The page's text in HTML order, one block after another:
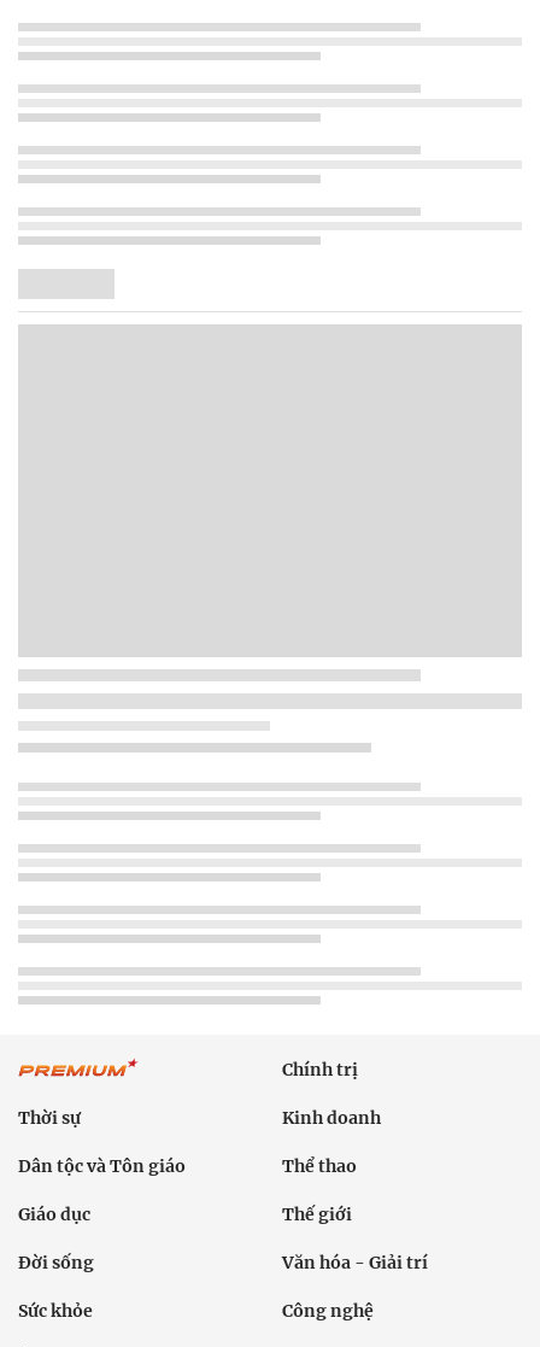
Chính trị
Thời sự Kinh doanh
Dân tộc và Tôn giáo Thể thao
Giáo dục Thế giới
Đời sống Văn hóa - Giải trí
Sức khỏe Công nghệ